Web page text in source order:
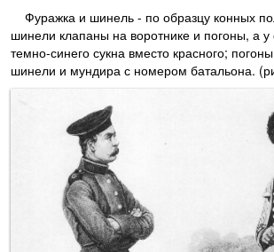
Фуражка и шинель - по образцу конных
шинели клапаны на воротнике и погоны, а
темно-синего сукна вместо красного;
шинели и мундира с номером батальона.